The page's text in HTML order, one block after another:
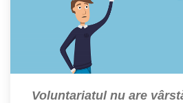
Voluntariatul nu are